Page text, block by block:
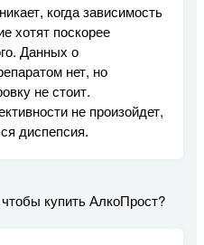
когда зависимость
хотят поскорее
Данных о
нет, но
не стоит.
не произойдет,
диспепсия.
купить АлкоПрост?